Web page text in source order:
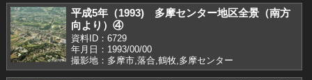
平成5年（1993) 多摩センター地区全景（南方
向より）④
資料ID：6729
年月日：1993/00/00
撮影地：多摩市,落合,鶴牧,多摩センター